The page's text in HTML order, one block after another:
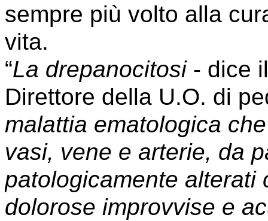
sempre più volto alla
vita.
“La drepanocitosi- dice
Direttore della U.O. di
malattia ematologica
vasi, vene e arterie, da
patologicamente alterati
dolorose improvvise e